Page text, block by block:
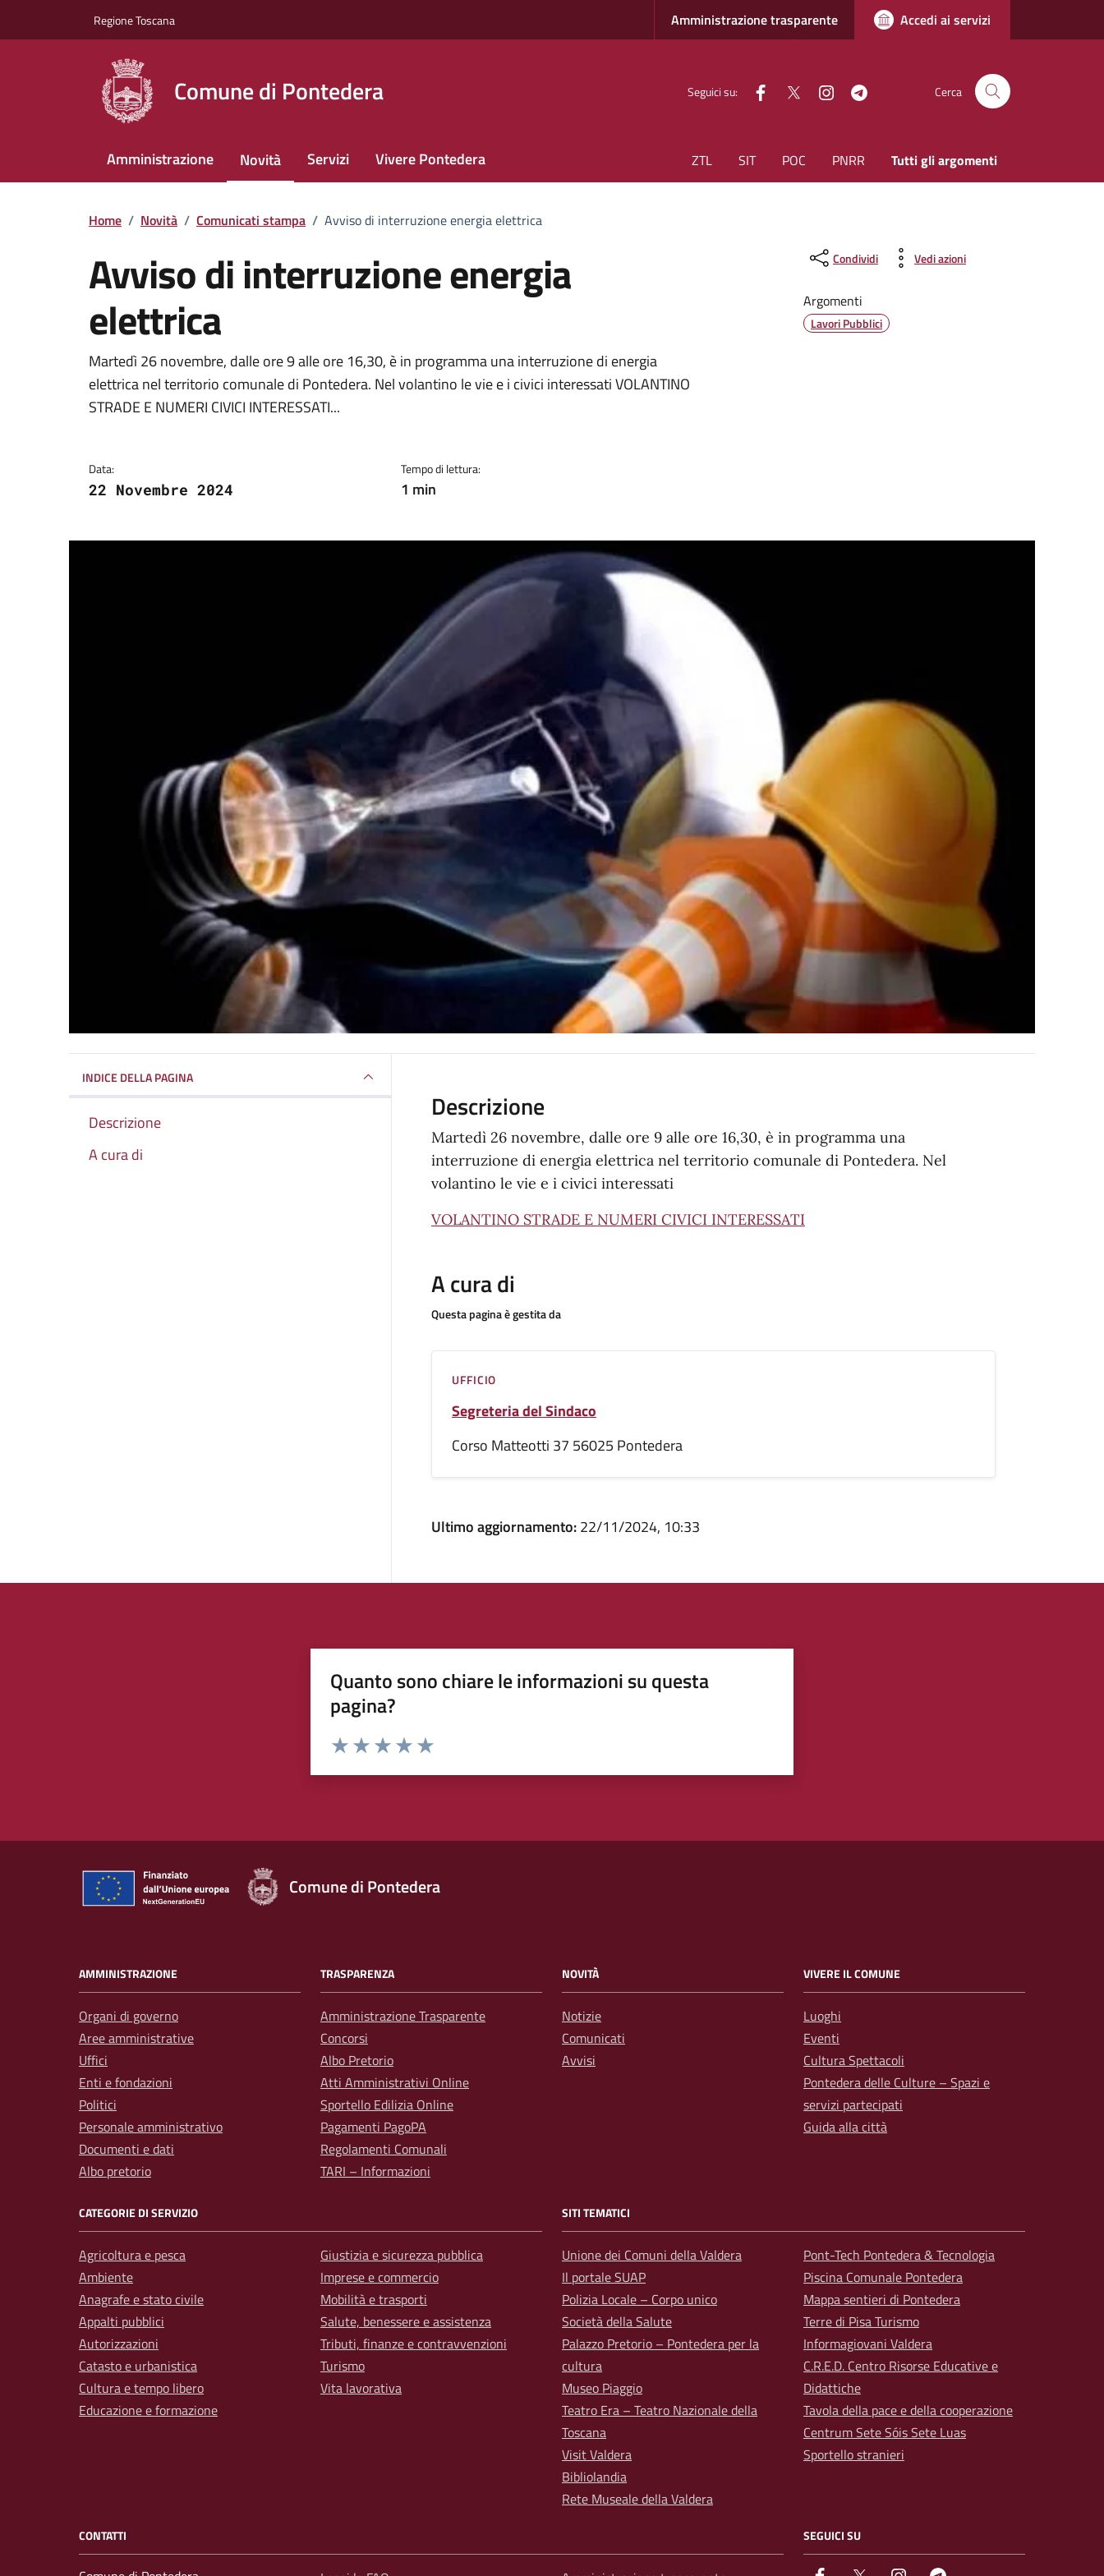
Regione Toscana Amministrazione trasparente Accedi ai servizi
Comune di Pontedera Seguici su: facebook
Twitter instagram Cerca
Amministrazione Novità Servizi Vivere Pontedera ZTL SIT POC PNRR Tutti gli argomenti
Home / Novità / Comunicati stampa / Avviso di interruzione energia elettrica
Avviso di interruzione energia
elettrica
Dettagli della notizia
Martedì 26 novembre, dalle ore 9 alle ore 16,30, è in programma una interruzione di energia
elettrica nel territorio comunale di Pontedera. Nel volantino le vie e i civici interessati VOLANTINO
STRADE E NUMERI CIVICI INTERESSATI...
Data:
22 Novembre 2024
Tempo di lettura:
1 min
Condividi Vedi azioni
Argomenti
Lavori Pubblici
INDICE DELLA PAGINA
Descrizione
A cura di
Descrizione
Martedì 26 novembre, dalle ore 9 alle ore 16,30, è in programma una
interruzione di energia elettrica nel territorio comunale di Pontedera. Nel
volantino le vie e i civici interessati
VOLANTINO STRADE E NUMERI CIVICI INTERESSATI
A cura di
Questa pagina è gestita da
UFFICIO
Segreteria del Sindaco
Corso Matteotti 37 56025 Pontedera
Ultimo aggiornamento:22/11/2024, 10:33
Quanto sono chiare le informazioni su questa
pagina?
Rating:
Comune di Pontedera
AMMINISTRAZIONE
Organi di governo
Aree amministrative
Uffici
Enti e fondazioni
Politici
Personale amministrativo
Documenti e dati
Albo pretorio
TRASPARENZA
Amministrazione Trasparente
Concorsi
Albo Pretorio
Atti Amministrativi Online
Sportello Edilizia Online
Pagamenti PagoPA
Regolamenti Comunali
TARI – Informazioni
NOVITÀ
Notizie
Comunicati
Avvisi
VIVERE IL COMUNE
Luoghi
Eventi
Cultura Spettacoli
Pontedera delle Culture – Spazi e
servizi partecipati
Guida alla città
CATEGORIE DI SERVIZIO
Agricoltura e pesca
Ambiente
Anagrafe e stato civile
Appalti pubblici
Autorizzazioni
Catasto e urbanistica
Cultura e tempo libero
Educazione e formazione
Giustizia e sicurezza pubblica
Imprese e commercio
Mobilità e trasporti
Salute, benessere e assistenza
Tributi, finanze e contravvenzioni
Turismo
Vita lavorativa
SITI TEMATICI
Unione dei Comuni della Valdera
Il portale SUAP
Polizia Locale – Corpo unico
Società della Salute
Palazzo Pretorio – Pontedera per la
cultura
Museo Piaggio
Teatro Era – Teatro Nazionale della
Toscana
Visit Valdera
Bibliolandia
Rete Museale della Valdera
Pont-Tech Pontedera & Tecnologia
Piscina Comunale Pontedera
Mappa sentieri di Pontedera
Terre di Pisa Turismo
Informagiovani Valdera
C.R.E.D. Centro Risorse Educative e
Didattiche
Tavola della pace e della cooperazione
Centrum Sete Sóis Sete Luas
Sportello stranieri
CONTATTI SEGUICI SU